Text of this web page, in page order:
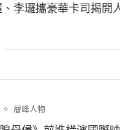
李㼈攜豪華卡司揭開
層峰⼈物